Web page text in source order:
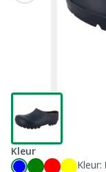
Kleur
Kleur: